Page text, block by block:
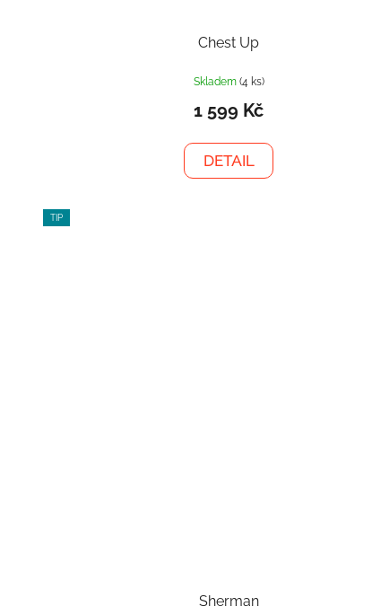
Chest Up
Skladem (4 ks)
1 599 Kč
DETAIL
TIP
Sherman